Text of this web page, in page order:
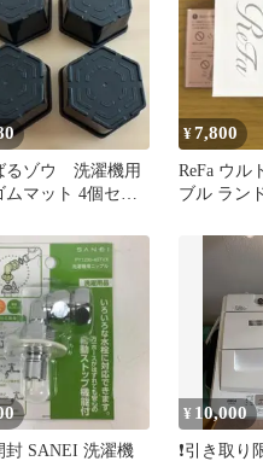
るゾウ 洗濯機用
ムマット 4個セッ
¥7,800
ReFa ウル
ブル ラン
SANEI 洗濯機
¥ 10,000
❗️引き取り